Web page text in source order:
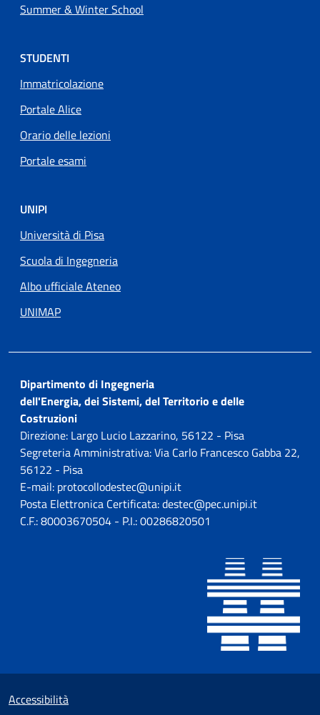
Summer & Winter School
STUDENTI
Immatricolazione
Portale Alice
Orario delle lezioni
Portale esami
UNIPI
Università di Pisa
Scuola di Ingegneria
Albo ufficiale Ateneo
UNIMAP
Dipartimento di Ingegneria
dell'Energia, dei Sistemi, del Territorio e delle
Costruzioni
Direzione: Largo Lucio Lazzarino, 56122 - Pisa
Segreteria Amministrativa: Via Carlo Francesco Gabba 22,
56122 - Pisa
E-mail: protocollodestec@unipi.it
Posta Elettronica Certificata: destec@pec.unipi.it
C.F.: 80003670504 - P.I.: 00286820501
Small prints
Sezione Link utili
Accessibilità